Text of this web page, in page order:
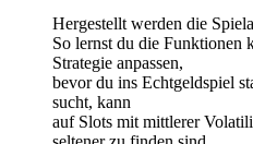
Hergestellt werden die
So lernst du die Funktionen
Strategie anpassen,
bevor du ins Echtgeldspiel
sucht, kann
auf Slots mit mittlerer